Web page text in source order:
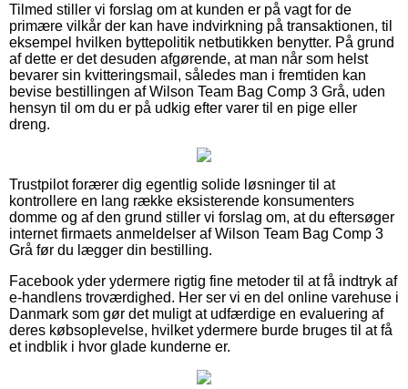
Tilmed stiller vi forslag om at kunden er på vagt for de
primære vilkår der kan have indvirkning på transaktionen, til
eksempel hvilken byttepolitik netbutikken benytter. På grund
af dette er det desuden afgørende, at man når som helst
bevarer sin kvitteringsmail, således man i fremtiden kan
bevise bestillingen af Wilson Team Bag Comp 3 Grå, uden
hensyn til om du er på udkig efter varer til en pige eller
dreng.
Trustpilot forærer dig egentlig solide løsninger til at
kontrollere en lang række eksisterende konsumenters
domme og af den grund stiller vi forslag om, at du eftersøger
internet firmaets anmeldelser af Wilson Team Bag Comp 3
Grå før du lægger din bestilling.
Facebook yder ydermere rigtig fine metoder til at få indtryk af
e-handlens troværdighed. Her ser vi en del online varehuse i
Danmark som gør det muligt at udfærdige en evaluering af
deres købsoplevelse, hvilket ydermere burde bruges til at få
et indblik i hvor glade kunderne er.